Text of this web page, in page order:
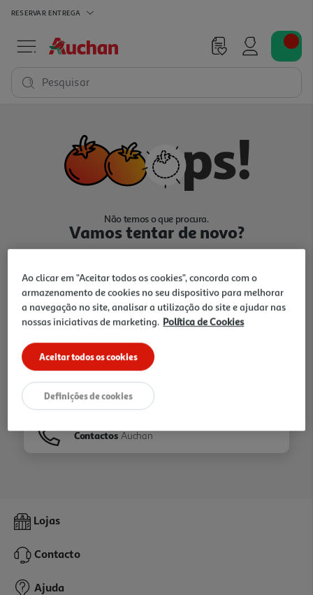
RESERVAR ENTREGA
Pesquisar
Não temos o que procura.
Vamos tentar de novo?
Ir para Homepage
Folhetos
Contactos Auchan
Lojas
Contacto
Ajuda
Ao clicar em "Aceitar todos os cookies", concorda com o
armazenamento de cookies no seu dispositivo para melhorar
a navegação no site, analisar a utilização do site e ajudar nas
nossas iniciativas de marketing. Política de Cookies
Aceitar todos os cookies
Definições de cookies